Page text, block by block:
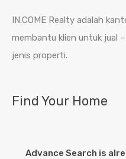
IN.COME Realty adalah
membantu klien untuk jual
jenis properti.
Find Your Home
Advance Search is